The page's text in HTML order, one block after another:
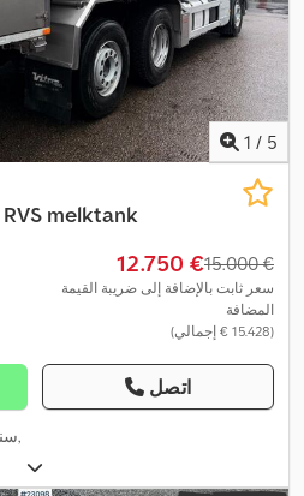
1 / 5
melktank
‏12.750 € ‏15.000 €
سعر ثابت بالإضافة إلى ضريبة القيمة
المضافة
(‏15.428 € إجمالي)
اتصل
,